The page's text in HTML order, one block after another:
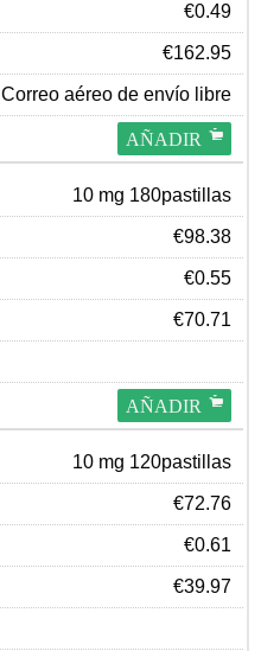
€0.49
€162.95
Correo aéreo de envío libre
AÑADIR
10 mg 180pastillas
€98.38
€0.55
€70.71
AÑADIR
10 mg 120pastillas
€72.76
€0.61
€39.97